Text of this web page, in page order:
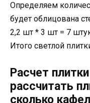
Определяем
будет облицована
2,2 шт * 3 шт = 7
Итого светлой
Расчет
рассчитать
сколько